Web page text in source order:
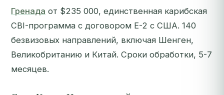
Гренада от $235 000, единственная карибская
CBI-программа с договором E-2 с США. 140
безвизовых направлений, включая Шенген,
Великобританию и Китай. Сроки обработки, 5-7
месяцев.